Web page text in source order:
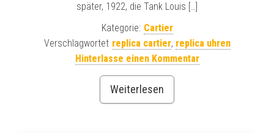
später, 1922, die Tank Louis […]
Kategorie: Cartier
Verschlagwortet replica cartier, replica uhren
Hinterlasse einen Kommentar
Weiterlesen